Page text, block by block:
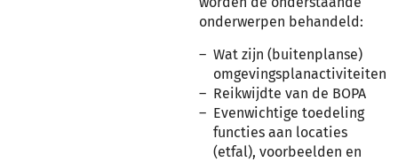
onderwerpen behandeld:
Wat zijn (buitenplanse)
omgevingsplanactiviteiten
Reikwijdte van de BOPA
Evenwichtige toedeling
functies aan locaties
(etfal), voorbeelden en